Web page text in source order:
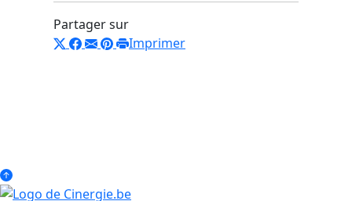
Partager sur
Imprimer